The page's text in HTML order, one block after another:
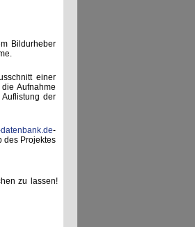
Bildurheber
einer
Aufnahme
der
datenbank.de-
des Projektes
zu lassen!